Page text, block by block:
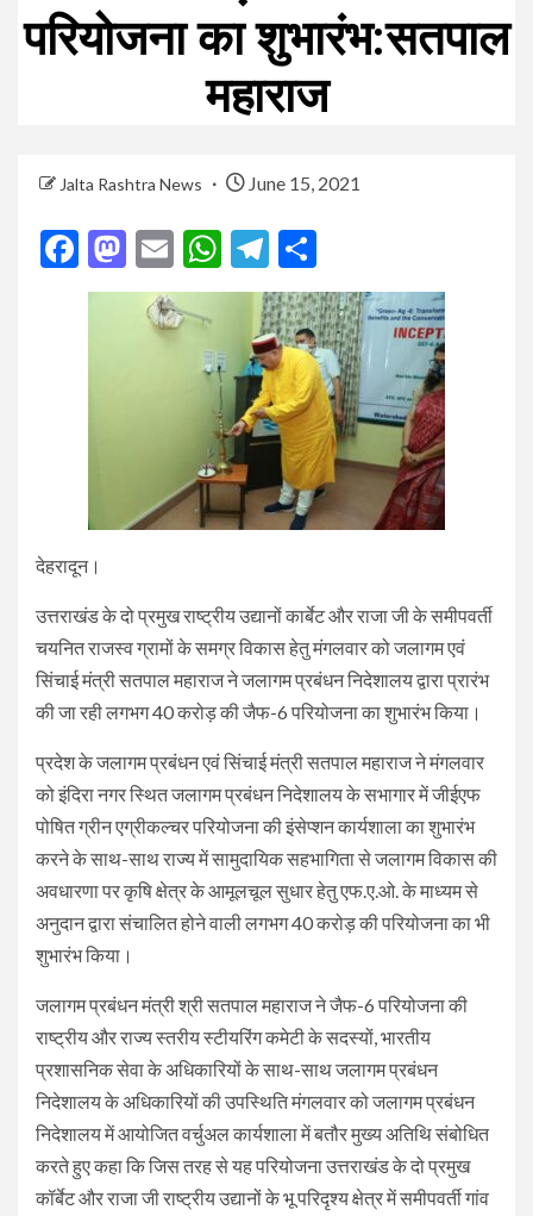
परियोजना का शुभारंभ:सतपाल
महाराज
Jalta Rashtra News June 15, 2021
Facebook
Mastodon
EmailWhatsApp
Telegram
देहरादून।
उत्तराखंड के दो प्रमुख राष्ट्रीय उद्यानों कार्बेट और राजा जी के समीपवर्ती
चयनित राजस्व ग्रामों के समग्र विकास हेतु मंगलवार को जलागम एवं
सिंचाई मंत्री सतपाल महाराज ने जलागम प्रबंधन निदेशालय द्वारा प्रारंभ
की जा रही लगभग 40 करोड़ की जैफ-6 परियोजना का शुभारंभ किया।
प्रदेश के जलागम प्रबंधन एवं सिंचाई मंत्री सतपाल महाराज ने मंगलवार
को इंदिरा नगर स्थित जलागम प्रबंधन निदेशालय के सभागार में जीईएफ
पोषित ग्रीन एग्रीकल्चर परियोजना की इंसेप्शन कार्यशाला का शुभारंभ
करने के साथ-साथ राज्य में सामुदायिक सहभागिता से जलागम विकास की
अवधारणा पर कृषि क्षेत्र के आमूलचूल सुधार हेतु एफ.ए.ओ. के माध्यम से
अनुदान द्वारा संचालित होने वाली लगभग 40 करोड़ की परियोजना का भी
शुभारंभ किया।
जलागम प्रबंधन मंत्री श्री सतपाल महाराज ने जैफ-6 परियोजना की
राष्ट्रीय और राज्य स्तरीय स्टीयरिंग कमेटी के सदस्यों, भारतीय
प्रशासनिक सेवा के अधिकारियों के साथ-साथ जलागम प्रबंधन
निदेशालय के अधिकारियों की उपस्थिति मंगलवार को जलागम प्रबंधन
निदेशालय में आयोजित वर्चुअल कार्यशाला में बतौर मुख्य अतिथि संबोधित
करते हुए कहा कि जिस तरह से यह परियोजना उत्तराखंड के दो प्रमुख
कॉर्बेट और राजा जी राष्ट्रीय उद्यानों के भू परिदृश्य क्षेत्र में समीपवर्ती गांव